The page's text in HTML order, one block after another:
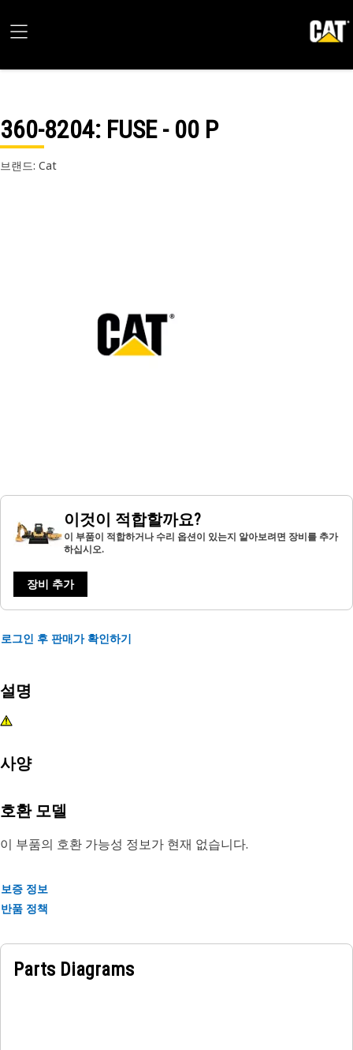
360-8204: FUSE - 00 P
브랜드: Cat
이것이 적합할까요?
이 부품이 적합하거나 수리 옵션이 있는지 알아보려면 장비를 추가
하십시오.
장비 추가
로그인 후 판매가 확인하기
설명
사양
호환 모델
이 부품의 호환 가능성 정보가 현재 없습니다.
보증 정보
반품 정책
Parts Diagrams